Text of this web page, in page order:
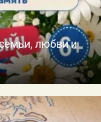
любви и